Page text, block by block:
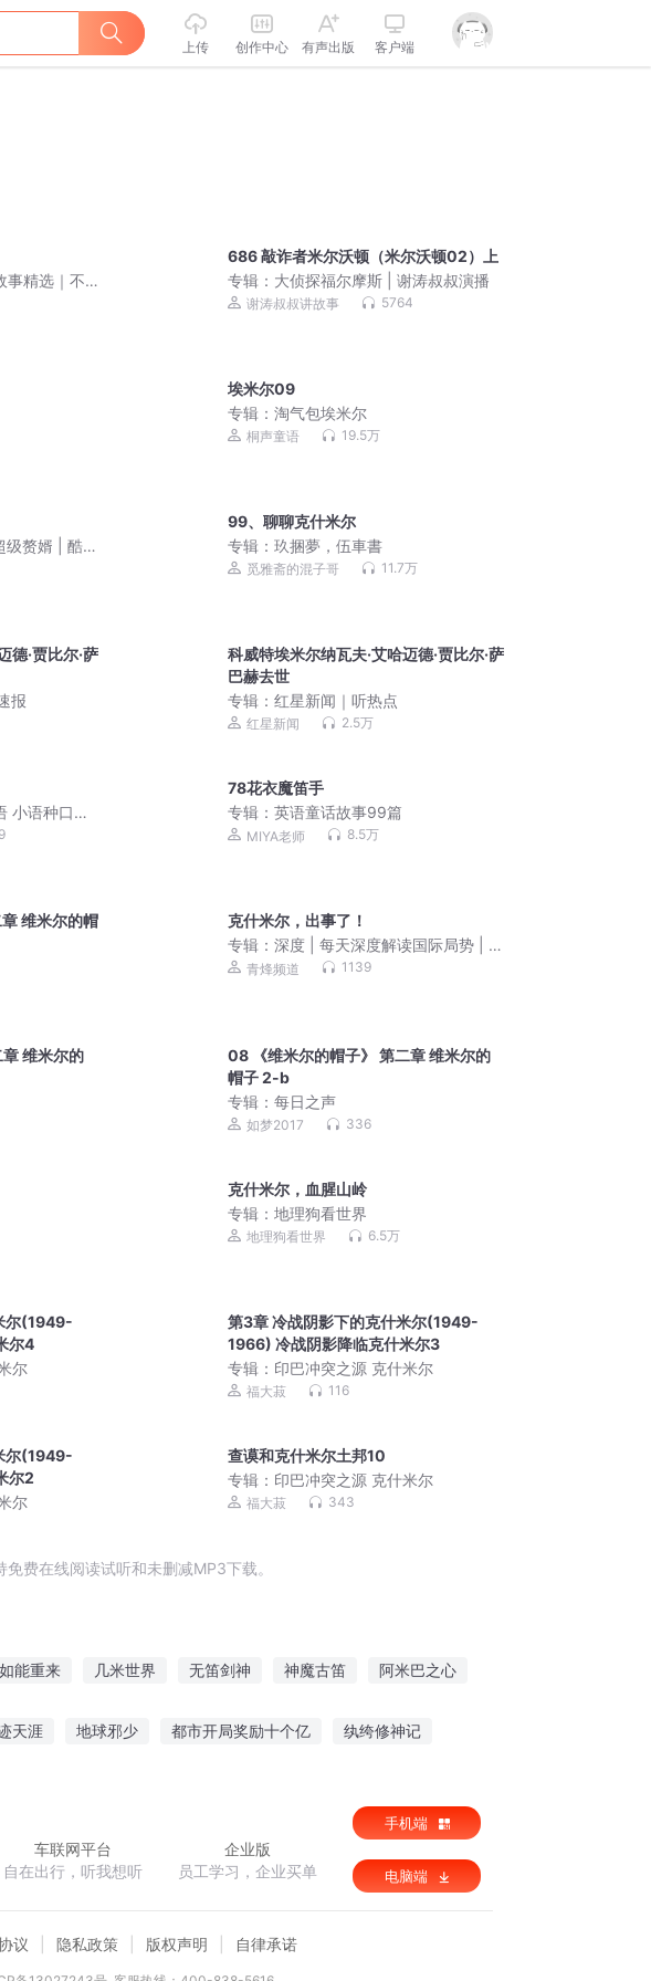
上传 创作中心 有声出版 客户端
事精选｜不
686 敲诈者米尔沃顿（米尔沃顿02）上
专辑： 大侦探福尔摩斯 | 谢涛叔叔演播
谢涛叔叔讲故事 5764
埃米尔09
专辑：淘气包埃米尔
桐声童语 19.5万
赘婿 | 酷匠
99、聊聊克什米尔
专辑：玖捆夢，伍車書
觅雅斋的混子哥 11.7万
德·贾比尔·萨
报
科威特埃米尔纳瓦夫·艾哈迈德·贾比尔·萨
巴赫去世
专辑：红星新闻｜听热点
红星新闻 2.5万
小语种口语
78花衣魔笛手
专辑：英语童话故事99篇
MIYA老师 8.5万
维米尔的帽
克什米尔，出事了！
专辑：深度 | 每天深度解读国际局势 | 爆
更 青烽频道 1139
维米尔的
08 《维米尔的帽子》 第二章 维米尔的
帽子 2-b
专辑：每日之声
如梦2017 336
克什米尔，血腥山岭
专辑：地理狗看世界
地理狗看世界 6.5万
尔(1949-
尔4
尔
第3章 冷战阴影下的克什米尔(1949-
1966) 冷战阴影降临克什米尔3
专辑： 印巴冲突之源 克什米尔
福大菽 116
尔(1949-
尔2
尔
查谟和克什米尔土邦10
专辑： 印巴冲突之源 克什米尔
福大菽 343
费在线阅读试听和未删减MP3下载。
能重来 几米世界 无笛剑神 神魔古笛 阿米巴之心
天涯 地球邪少 都市开局奖励十个亿 纨绔修神记
车联网平台
自在出行，听我想听
企业版
员工学习，企业买单
手机端
电脑端
议 隐私政策 版权声明 自律承诺